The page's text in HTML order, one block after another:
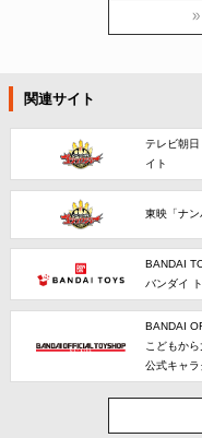
関連サイト
テレビ朝
イト
東映「ナ
BANDAI
バンダイ
BANDAI
こどもか
公式キャラ